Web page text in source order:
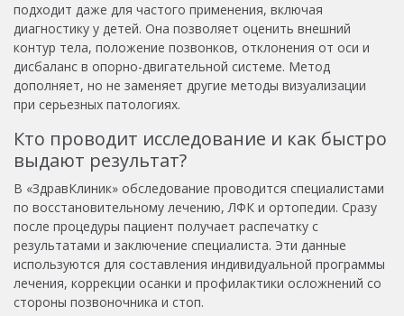
подходит даже для частого применения, включая
диагностику у детей. Она позволяет оценить внешний
контур тела, положение позвонков, отклонения от оси и
дисбаланс в опорно-двигательной системе. Метод
дополняет, но не заменяет другие методы визуализации
при серьезных патологиях.
Кто проводит исследование и как быстро
выдают результат?
В «ЗдравКлиник» обследование проводится специалистами
по восстановительному лечению, ЛФК и ортопедии. Сразу
после процедуры пациент получает распечатку с
результатами и заключение специалиста. Эти данные
используются для составления индивидуальной программы
лечения, коррекции осанки и профилактики осложнений со
стороны позвоночника и стоп.